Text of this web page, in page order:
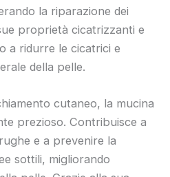
la riparazione dei
proprietà cicatrizzanti e
a ridurre le cicatrici e
della pelle.
cutaneo, la mucina
prezioso. Contribuisce a
e a prevenire la
sottili, migliorando